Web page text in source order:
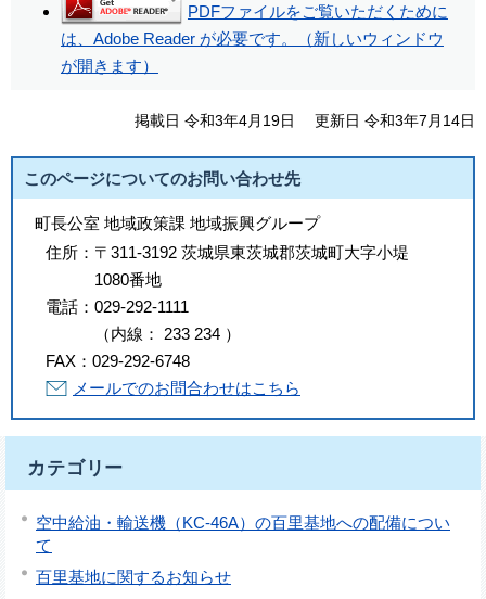
PDFファイルをご覧いただくために
は、Adobe Reader が必要です。（新しいウィンドウ
が開きます）
掲載日 令和3年4月19日 更新日 令和3年7月14日
このページについてのお問い合わせ先
町長公室 地域政策課 地域振興グループ
住所： 〒311-3192 茨城県東茨城郡茨城町大字小堤
1080番地
電話： 029-292-1111
（内線 ： 233 234 ）
FAX： 029-292-6748
メールでのお問合わせはこちら
カテゴリー
空中給油・輸送機（KC-46A）の百里基地への配備につい
て
百里基地に関するお知らせ